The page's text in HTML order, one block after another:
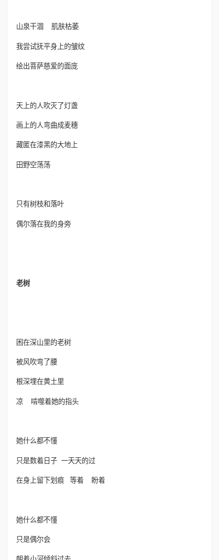
山泉干涸 肌肤枯萎
我尝试抚平身上的皱纹
绘出菩萨慈爱的面庞
天上的人吹灭了灯盏
画上的人弯曲成麦穗
藏匿在漆黑的大地上
田野空荡荡
只有树枝和落叶
偶尔落在我的身旁
老树
困在深山里的老树
被风吹弯了腰
根深埋在黄土里
凉 啃噬着她的指头
她什么都不懂
只是数着日子 一天天的过
在身上留下划痕 等着 盼着
她什么都不懂
只是偶尔会